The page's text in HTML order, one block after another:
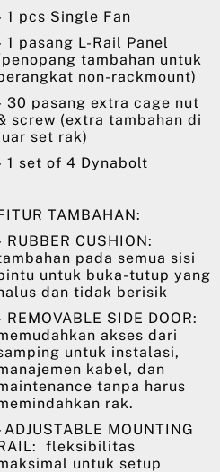
1 pcs Single Fan
1 pasang L-Rail Panel
tambahan untuk
non-rackmount)
30 pasang extra cage nut
screw (extra tambahan di
set rak)
1 set of 4 Dynabolt
TAMBAHAN:
RUBBER CUSHION:
pada semua sisi
untuk buka-tutup yang
dan tidak berisik
REMOVABLE SIDE DOOR:
akses dari
untuk instalasi,
kabel, dan
tanpa harus
rak.
ADJUSTABLE MOUNTING
fleksibilitas
untuk setup